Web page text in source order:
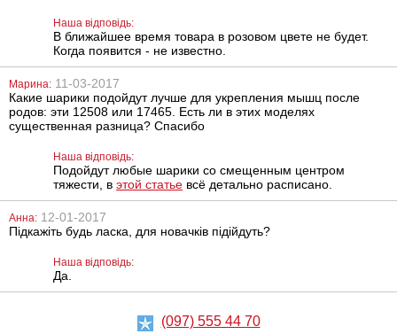
Анальна пробка
You2Toys Black
Velvets Small
Plug, 9 см
624 грн
Вібратор Scala
Just Glide Anal,
Наша відповідь:
В ближайшее время товара в розовом цвете не будет.
Когда появится - не известно.
Марина: 11-03-2017
Какие шарики подойдут лучше для укрепления мышц после
родов: эти 12508 или 17465. Есть ли в этих моделях
существенная разница? Спасибо
Наша відповідь:
Подойдут любые шарики со смещенным центром
тяжести, в этой статье всё детально расписано.
Анна: 12-01-2017
Підкажіть будь ласка, для новачків підійдуть?
Наша відповідь:
Да.
(097) 555 44 70